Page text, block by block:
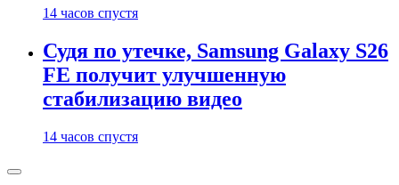
14 часов спустя
Судя по утечке, Samsung Galaxy S26
FE получит улучшенную
стабилизацию видео
14 часов спустя